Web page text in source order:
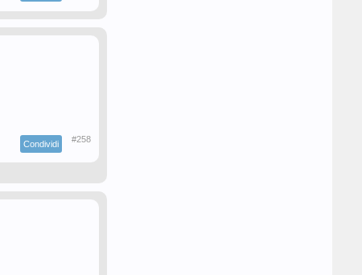
Condividi #258